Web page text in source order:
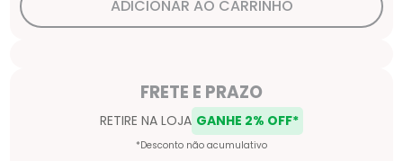
ADICIONAR AO CARRINHO